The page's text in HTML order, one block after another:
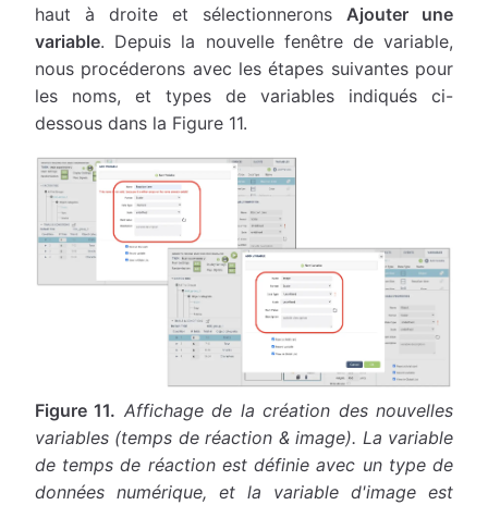
haut à droite et sélectionnerons Ajouter une
variable. Depuis la nouvelle fenêtre de variable,
nous procéderons avec les étapes suivantes pour
les noms, et types de variables indiqués ci-
dessous dans la Figure 11.
Figure 11. Affichage de la création des nouvelles
variables (temps de réaction & image). La variable
de temps de réaction est définie avec un type de
données numérique, et la variable d'image est